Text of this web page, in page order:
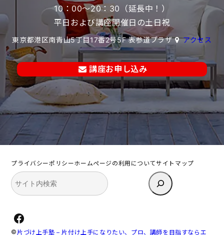
10：00～20：30（延長中！）
平日および講座開催日の土日祝
東京都港区南青山5丁目17番2号5F 表参道プラザ アクセス
講座お申し込み
プライバシーポリシーホームページの利用についてサイトマップ
検
索
Facebook
©片づけ上手塾 – 片付け上手になりたい、プロ、講師を目指すならエ